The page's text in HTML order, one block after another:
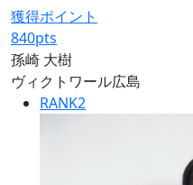
獲得ポイント
840pts
孫崎 大樹
ヴィクトワール広島
RANK2